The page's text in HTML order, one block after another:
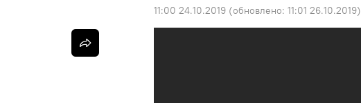
11:00 24.10.2019 (обновлено: 11:01 26.10.2019)